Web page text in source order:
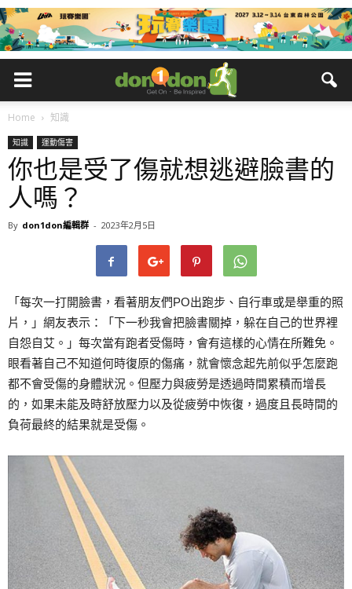
Home 知識
知識 運動傷害
你也是受了傷就想逃避臉書的
人嗎？
By don1don編輯群 - 2023年2月5日
「每次一打開臉書，看著朋友們PO出跑步、自行車或是舉重的照
片，」網友表示：「下一秒我會把臉書關掉，躲在自己的世界裡
自怨自艾。」每次當有跑者受傷時，會有這樣的心情在所難免。
眼看著自己不知道何時復原的傷痛，就會懷念起先前似乎怎麼跑
都不會受傷的身體狀況。但壓力與疲勞是透過時間累積而增長
的，如果未能及時舒放壓力以及從疲勞中恢復，過度且長時間的
負荷最終的結果就是受傷。